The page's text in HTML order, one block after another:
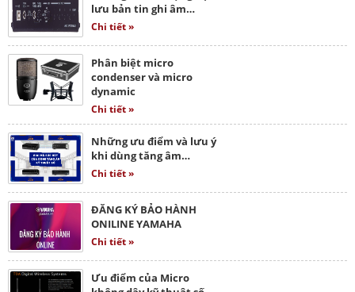
lưu bản tin ghi âm…
Chi tiết »
Phân biệt micro
condenser và micro
dynamic
Chi tiết »
Những ưu điểm và lưu ý
khi dùng tăng âm…
Chi tiết »
ĐĂNG KÝ BẢO HÀNH
ONILINE YAMAHA
Chi tiết »
Ưu điểm của Micro